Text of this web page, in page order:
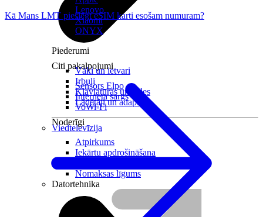
Citi pakalpojumi
Sensors Elpo
Interneta sargs
VoWi-Fi
Viedtelevīzija
Lenovo
Xiaomi
ONYX
Piederumi
Vāki un ietvari
Irbuļi
Klaviatūras un peles
Lādētāji un adapteri
Noderīgi
Atpirkums
Iekārtu apdrošināšana
Nomaksas līgums
Datortehnika
Kā Mans LMT pieslēgt eSIM karti esošam numuram?